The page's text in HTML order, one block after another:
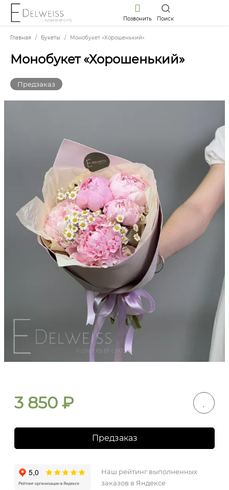
Позвонить Поиск
Главная Букеты Монобукет «Хорошенький»
Монобукет «Хорошенький»
Предзаказ
3 850 ₽
Предзаказ
Наш рейтинг выполненных
заказов в Яндексе